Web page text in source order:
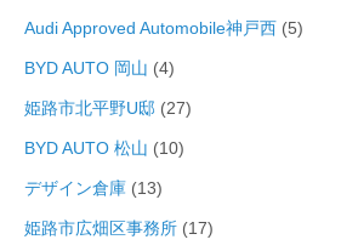
Audi Approved Automobile神戸西 (5)
BYD AUTO 岡山 (4)
姫路市北平野U邸 (27)
BYD AUTO 松山 (10)
デザイン倉庫 (13)
姫路市広畑区事務所 (17)